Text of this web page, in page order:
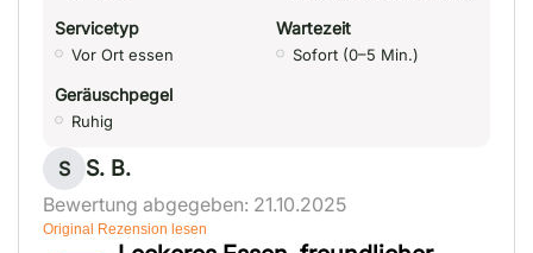
Servicetyp
Vor Ort essen
Wartezeit
Sofort (0–5 Min.)
Geräuschpegel
Ruhig
S S. B.
Bewertung abgegeben: 21.10.2025
Original Rezension lesen